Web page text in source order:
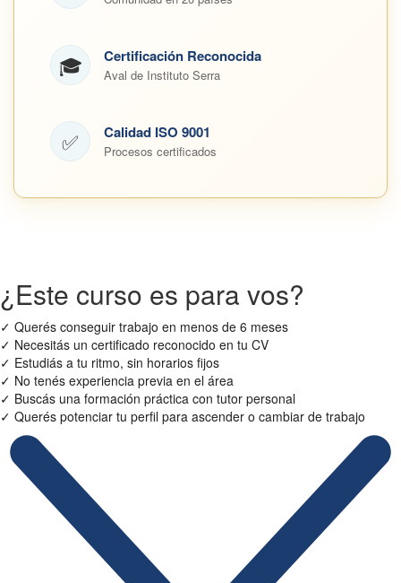
🎓 Certificación Reconocida
Aval de Instituto Serra
✅ Calidad ISO 9001
Procesos certificados
¿Este curso es para vos?
✓ Querés conseguir trabajo en menos de 6 meses
✓ Necesitás un certificado reconocido en tu CV
✓ Estudiás a tu ritmo, sin horarios fijos
✓ No tenés experiencia previa en el área
✓ Buscás una formación práctica con tutor personal
✓ Querés potenciar tu perfil para ascender o cambiar de trabajo